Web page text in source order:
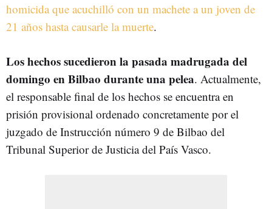
homicida que acuchilló con un machete a un joven de
21 años hasta causarle la muerte.
Los hechos sucedieron la pasada madrugada del
domingo en Bilbao durante una pelea. Actualmente,
el responsable final de los hechos se encuentra en
prisión provisional ordenado concretamente por el
juzgado de Instrucción número 9 de Bilbao del
Tribunal Superior de Justicia del País Vasco.